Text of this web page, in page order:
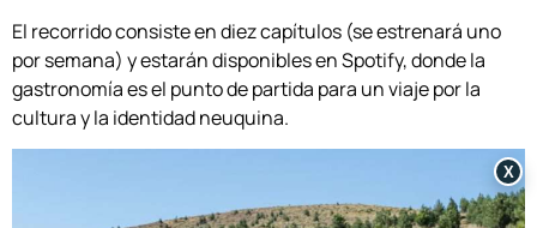
El recorrido consiste en diez capítulos (se estrenará uno
por semana) y estarán disponibles en Spotify, donde la
gastronomía es el punto de partida para un viaje por la
cultura y la identidad neuquina.
X